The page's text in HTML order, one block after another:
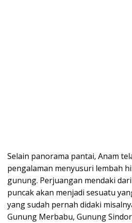
Selain panorama pantai, Anam
pengalaman menyusuri lembah
gunung. Perjuangan mendaki
puncak akan menjadi sesuatu
yang sudah pernah didaki
Gunung Merbabu, Gunung